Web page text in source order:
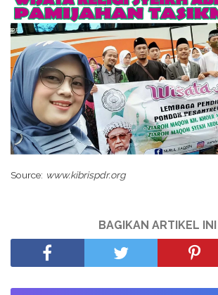
Source: www.kibrispdr.org
BAGIKAN ARTIKEL INI